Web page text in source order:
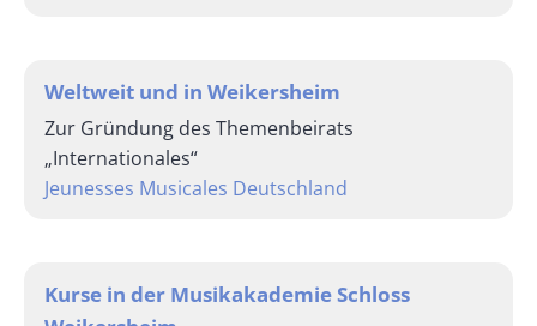
Weltweit und in Weikersheim
Zur Gründung des Themenbeirats
„Internationales“
Jeunesses Musicales Deutschland
Kurse in der Musikakademie Schloss